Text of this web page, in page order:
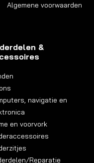
Algemene voorwaarden
&
navigatie en
en voorvork
Reparatie